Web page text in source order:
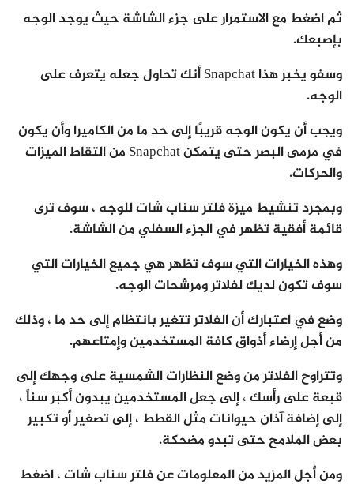
ثم اضغط مع الاستمرار على جزء الشاشة حيث يوجد الوجه
بإصبعك.
وسفو يخبر هذا Snapchat أنك تحاول جعله يتعرف على
الوجه.
ويجب أن يكون الوجه قريبًا إلى حد ما من الكاميرا وأن يكون
في مرمى البصر حتى يتمكن Snapchat من التقاط الميزات
والحركات.
وبمجرد تنشيط ميزة فلتر سناب شات للوجه ، سوف ترى
قائمة أفقية تظهر في الجزء السفلي من الشاشة.
وهذه الخيارات التي سوف تظهر هي جميع الخيارات التي
سوف تكون لديك لفلاتر ومرشحات الوجه.
وضع في اعتبارك أن الفلاتر تتغير بانتظام إلى حد ما ، وذلك
من أجل إرضاء أذواق كافة المستخدمين وإمتاعهم.
وتتراوح الفلاتر من وضع النظارات الشمسية على وجهك إلى
قبعة على رأسك ، إلى جعل المستخدمين يبدون أكبر سناً ،
إلى إضافة آذان حيوانات مثل القطط ، إلى تصغير أو تكبير
بعض الملامح حتى تبدو مضحكة.
ومن أجل المزيد من المعلومات عن فلتر سناب شات ، اضغط